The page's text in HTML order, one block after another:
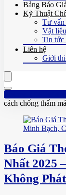
Bảng Báo Giá
Kỹ Thuật
Tư vấn
Vật
Tin tức
Liên hệ
Giới
Hotline: 0961 894
cách chống thấm
Báo Giá
Nhất 2025
Không